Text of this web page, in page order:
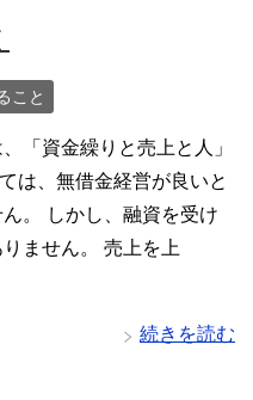
こと
「資金繰りと売上と人」
は、無借金経営が良いと
。 しかし、融資を受け
ません。 売上を上
続きを読む